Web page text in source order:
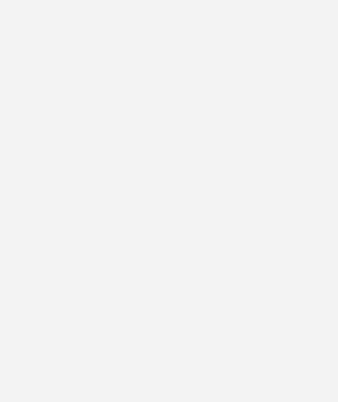
die Gebäudeleittechnik, die Installation
bedarfsgerechter Betrieb oder gar
wie Predictive Maintenance. Im Fall des
bei vielen Anlagen Gateways von ebm-
die Daten aus dem Ventilator
die Laufzeiten überwachen oder auch
Die Gateways können über LTE direkt in
und so weiteres
und nutzen.